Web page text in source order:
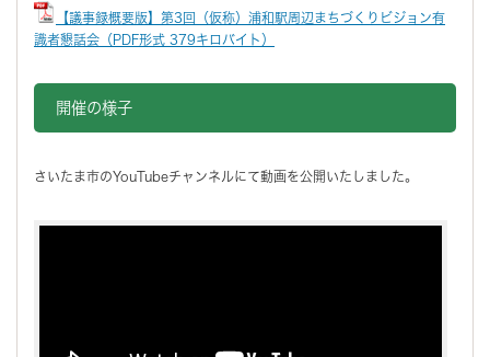
【議事録概要版】第3回（仮称）浦和駅周辺まちづくりビジョン有
識者懇話会（PDF形式 379キロバイト）
開催の様子
さいたま市のYouTubeチャンネルにて動画を公開いたしました。